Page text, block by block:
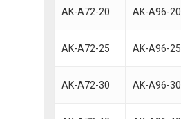
AK-A72-20 AK-A96-20
AK-A72-25 AK-A96-25
AK-A72-30 AK-A96-30